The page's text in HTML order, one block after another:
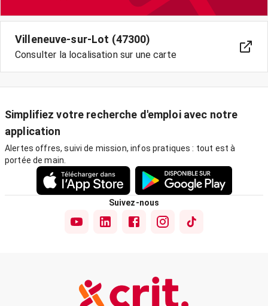
Villeneuve-sur-Lot (47300)
Consulter la localisation sur une carte
Simplifiez votre recherche d'emploi avec notre
application
Alertes offres, suivi de mission, infos pratiques : tout est à
portée de main.
Suivez-nous